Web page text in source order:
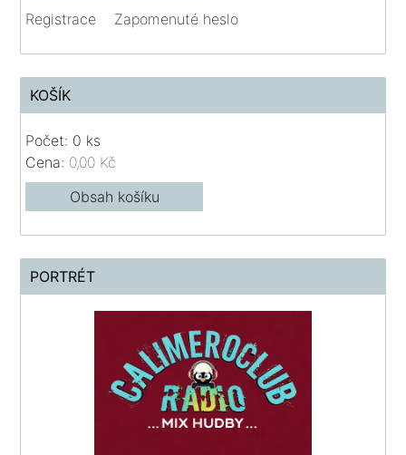
Registrace Zapomenuté heslo
KOŠÍK
Počet: 0 ks
Cena: 0,00 Kč
Obsah košíku
PORTRÉT